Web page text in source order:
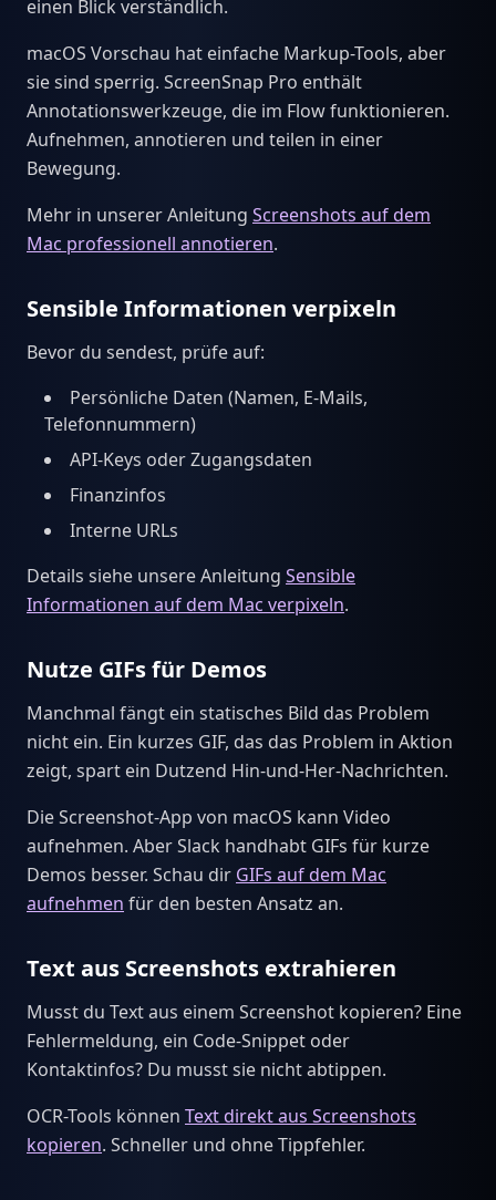
einen Blick verständlich.
macOS Vorschau hat einfache Markup-Tools, aber
sie sind sperrig. ScreenSnap Pro enthält
Annotationswerkzeuge, die im Flow funktionieren.
Aufnehmen, annotieren und teilen in einer
Bewegung.
Mehr in unserer Anleitung Screenshots auf dem
Mac professionell annotieren.
Sensible Informationen verpixeln
Bevor du sendest, prüfe auf:
Persönliche Daten (Namen, E-Mails,
Telefonnummern)
API-Keys oder Zugangsdaten
Finanzinfos
Interne URLs
Details siehe unsere Anleitung Sensible
Informationen auf dem Mac verpixeln.
Nutze GIFs für Demos
Manchmal fängt ein statisches Bild das Problem
nicht ein. Ein kurzes GIF, das das Problem in Aktion
zeigt, spart ein Dutzend Hin-und-Her-Nachrichten.
Die Screenshot-App von macOS kann Video
aufnehmen. Aber Slack handhabt GIFs für kurze
Demos besser. Schau dir GIFs auf dem Mac
aufnehmen für den besten Ansatz an.
Text aus Screenshots extrahieren
Musst du Text aus einem Screenshot kopieren? Eine
Fehlermeldung, ein Code-Snippet oder
Kontaktinfos? Du musst sie nicht abtippen.
OCR-Tools können Text direkt aus Screenshots
kopieren. Schneller und ohne Tippfehler.